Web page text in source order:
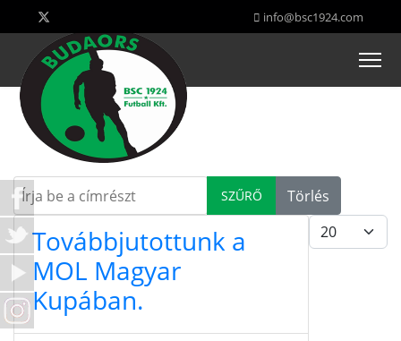
info@bsc1924.com
Írja be a címrészt
SZŰRŐ Törlés
Tételek #
Továbbjutottunk a
MOL Magyar
Kupában.